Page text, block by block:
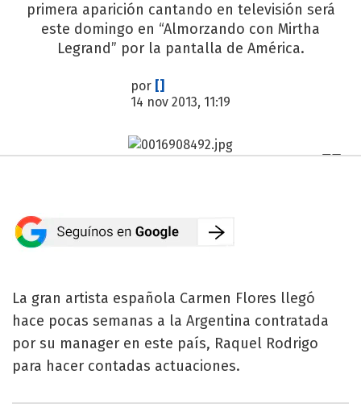
primera aparición cantando en televisión será
este domingo en “Almorzando con Mirtha
Legrand” por la pantalla de América.
por []
14 nov 2013, 11:19
La gran artista española Carmen Flores llegó
hace pocas semanas a la Argentina contratada
por su manager en este país, Raquel Rodrigo
para hacer contadas actuaciones.